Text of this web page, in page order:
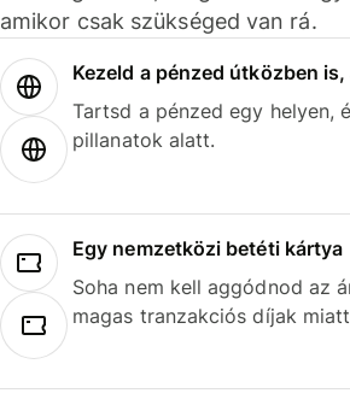
amikor csak szükséged van rá.
Kezeld a pénzed útközben
Tartsd a pénzed egy helyen,
pillanatok alatt.
Egy nemzetközi betéti kártya
Soha nem kell aggódnod az
magas tranzakciós díjak